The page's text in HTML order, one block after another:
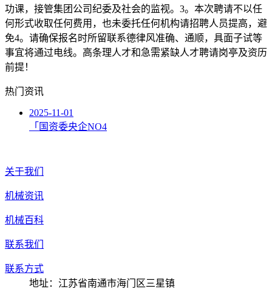
功课，接管集团公司纪委及社会的监视。3。本次聘请不以任
何形式收取任何费用，也未委托任何机构请招聘人员提高，避
免4。请确保报名时所留联系德律风准确、通顺，具面子试等
事宜将通过电线。高条理人才和急需紧缺人才聘请岗亭及资历
前提！
热门资讯
2025-11-01
「国资委央企NO4
关于我们
机械资讯
机械百科
联系我们
联系方式
地址：江苏省南通市海门区三星镇